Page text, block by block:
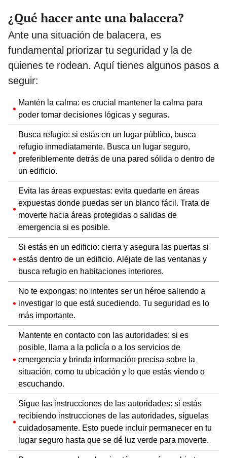
¿Qué hacer ante una balacera?
Ante una situación de balacera, es
fundamental priorizar tu seguridad y la de
quienes te rodean. Aquí tienes algunos pasos a
seguir:
Mantén la calma: es crucial mantener la calma para
poder tomar decisiones lógicas y seguras.
Busca refugio: si estás en un lugar público, busca
refugio inmediatamente. Busca un lugar seguro,
preferiblemente detrás de una pared sólida o dentro de
un edificio.
Evita las áreas expuestas: evita quedarte en áreas
expuestas donde puedas ser un blanco fácil. Trata de
moverte hacia áreas protegidas o salidas de
emergencia si es posible.
Si estás en un edificio: cierra y asegura las puertas si
estás dentro de un edificio. Aléjate de las ventanas y
busca refugio en habitaciones interiores.
No te expongas: no intentes ser un héroe saliendo a
investigar lo que está sucediendo. Tu seguridad es lo
más importante.
Mantente en contacto con las autoridades: si es
posible, llama a la policía o a los servicios de
emergencia y brinda información precisa sobre la
situación, como tu ubicación y lo que estás viendo o
escuchando.
Sigue las instrucciones de las autoridades: si estás
recibiendo instrucciones de las autoridades, síguelas
cuidadosamente. Esto puede incluir permanecer en tu
lugar seguro hasta que se dé luz verde para moverte.